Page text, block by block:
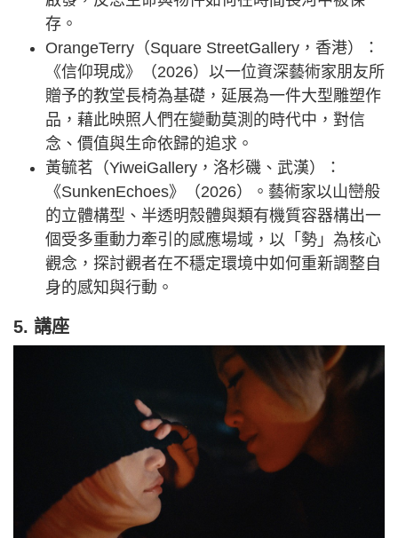
存。
OrangeTerry（Square StreetGallery，香港）：
《信仰現成》（2026）以一位資深藝術家朋友所
贈予的教堂長椅為基礎，延展為一件大型雕塑作
品，藉此映照人們在變動莫測的時代中，對信
念、價值與生命依歸的追求。
黃毓茗（YiweiGallery，洛杉磯、武漢）：
《SunkenEchoes》（2026）。藝術家以山巒般
的立體構型、半透明殼體與類有機質容器構出一
個受多重動力牽引的感應場域，以「勢」為核心
觀念，探討觀者在不穩定環境中如何重新調整自
身的感知與行動。
5. 講座